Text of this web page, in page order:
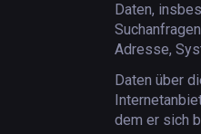
Daten,
Adresse,
Daten über
dem er sich